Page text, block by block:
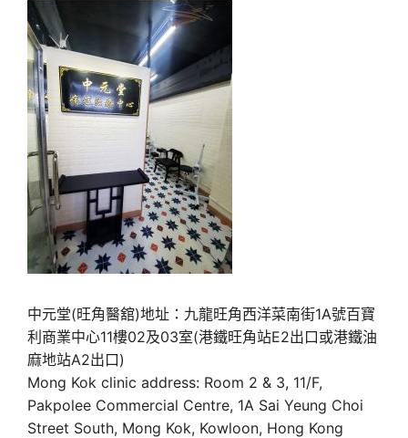
中元堂(旺角醫舘)地址：九龍旺角西洋菜南街1A號百寶
利商業中心11樓02及03室(港鐵旺角站E2出口或港鐵油
麻地站A2出口)
Mong Kok clinic address: Room 2 & 3, 11/F,
Pakpolee Commercial Centre, 1A Sai Yeung Choi
Street South, Mong Kok, Kowloon, Hong Kong